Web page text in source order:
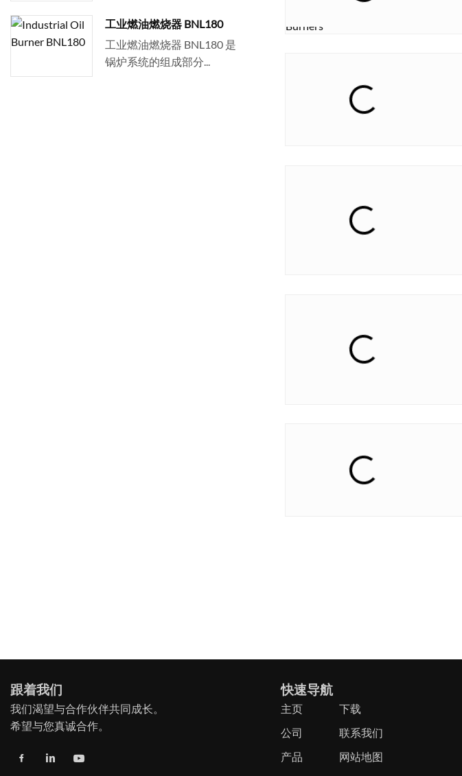
工业燃油燃烧器 BNL180
工业燃油燃烧器 BNL180 是
锅炉系统的组成部分...
跟着我们
我们渴望与合作伙伴共同成长。
希望与您真诚合作。
快速导航
主页
公司
产品
下载
联系我们
网站地图